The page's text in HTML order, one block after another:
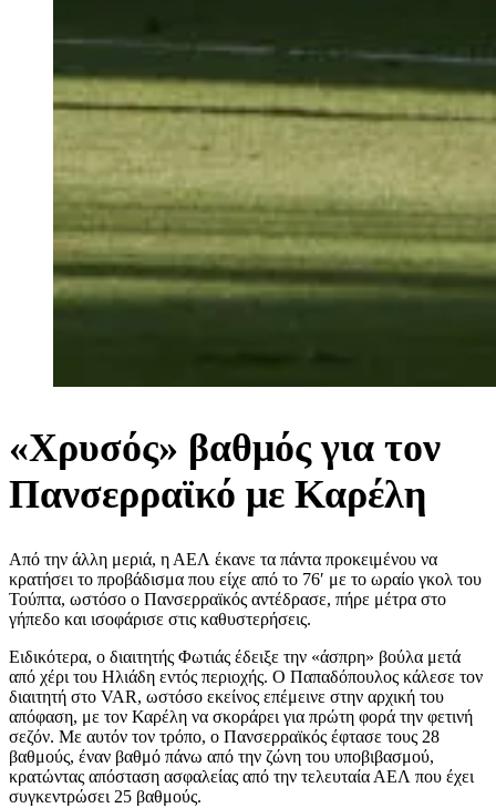
«Χρυσός» βαθμός για τον
Πανσερραϊκό με Καρέλη
Από την άλλη μεριά, η ΑΕΛ έκανε τα πάντα προκειμένου να
κρατήσει το προβάδισμα που είχε από το 76′ με το ωραίο γκολ του
Τούπτα, ωστόσο ο Πανσερραϊκός αντέδρασε, πήρε μέτρα στο
γήπεδο και ισοφάρισε στις καθυστερήσεις.
Ειδικότερα, ο διαιτητής Φωτιάς έδειξε την «άσπρη» βούλα μετά
από χέρι του Ηλιάδη εντός περιοχής. Ο Παπαδόπουλος κάλεσε τον
διαιτητή στο VAR, ωστόσο εκείνος επέμεινε στην αρχική του
απόφαση, με τον Καρέλη να σκοράρει για πρώτη φορά την φετινή
σεζόν. Με αυτόν τον τρόπο, ο Πανσερραϊκός έφτασε τους 28
βαθμούς, έναν βαθμό πάνω από την ζώνη του υποβιβασμού,
κρατώντας απόσταση ασφαλείας από την τελευταία ΑΕΛ που έχει
συγκεντρώσει 25 βαθμούς.